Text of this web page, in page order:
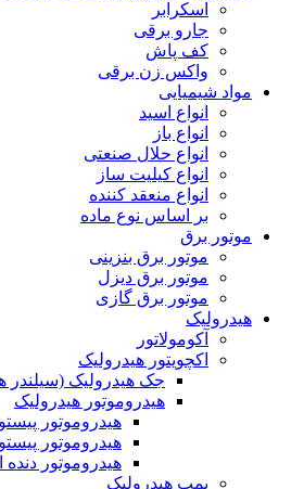
اسکرابر
جارو برقی
کف پاش
واکس زن برقی
مواد شیمیایی
انواع اسید
انواع باز
انواع حلال صنعتی
انواع کیلیت ساز
انواع منعقد کننده
بر اساس نوع ماده
موتور برق
موتور برق بنزینی
موتور برق دیزل
موتور برق گازی
هیدرولیک
آکومولاتور
اکچویتور هیدرولیک
جک هیدرولیک (سیلندر
هیدروموتور هیدرولیک
هیدروموتور
هیدروموتور
هیدروموتور دنده
پمپ هیدرولیک